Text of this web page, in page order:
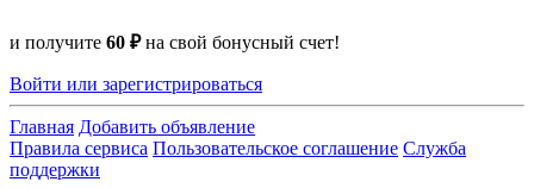
и получите 60 ₽на свой бонусный счет!
Войти или зарегистрироваться
Главная Добавить объявление
Правила сервиса Пользовательское соглашение Служба
поддержки